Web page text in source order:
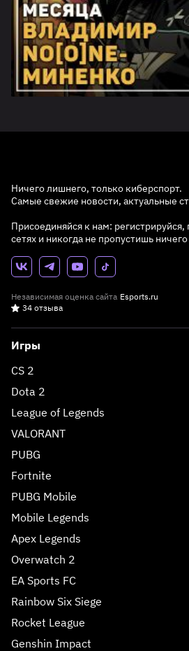
Ничего лишнего, только киберспорт.
Самые свежие новости, актуальные
Присоединяйся к нам: регистрируйся,
сетях и никогда не пропустишь
Независимая оценка сайта Esports.ru
34 отзыва
Игры
CS 2
Dota 2
League of Legends
VALORANT
PUBG
Fortnite
PUBG Mobile
Mobile Legends
Apex Legends
Overwatch 2
EA Sports FC
Rainbow Six Siege
Rocket League
Genshin Impact